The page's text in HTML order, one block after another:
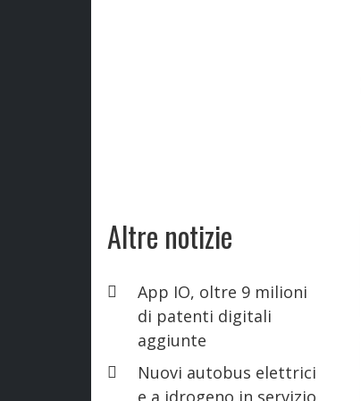
Altre notizie
App IO, oltre 9 milioni
di patenti digitali
aggiunte
Nuovi autobus elettrici
e a idrogeno in servizio